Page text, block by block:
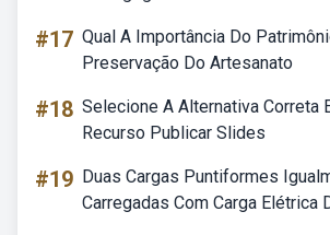
#17 Qual A Importância Do
Preservação Do Artesanato
#18 Selecione A Alternativa Correta
Recurso Publicar Slides
#19 Duas Cargas Puntiformes
Carregadas Com Carga Elétrica